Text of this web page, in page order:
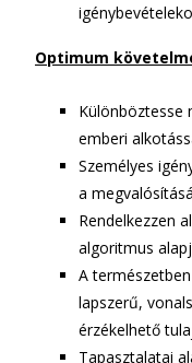
Optimum
Különböztesse
emberi
Személyes
a
Rendelkezzen
algoritmus
A
lapszerű,
érzékelhető
Tapasztalatai